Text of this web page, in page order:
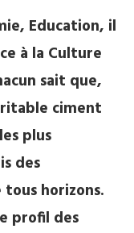
Education, il
à la Culture
sait que,
ciment
plus
des
horizons.
profil des